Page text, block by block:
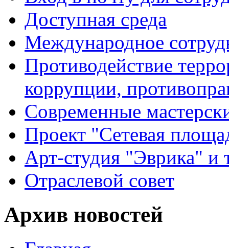
Доступная среда
Международное
Противодействие
коррупции,
Современные
Проект "Сетевая
Арт-студия "Эврика" и
Отраслевой совет
Архив новостей